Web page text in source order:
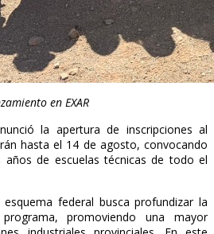
en EXAR
la apertura de inscripciones al
hasta el 14 de agosto, convocando
de escuelas técnicas de todo el
federal busca profundizar la
promoviendo una mayor